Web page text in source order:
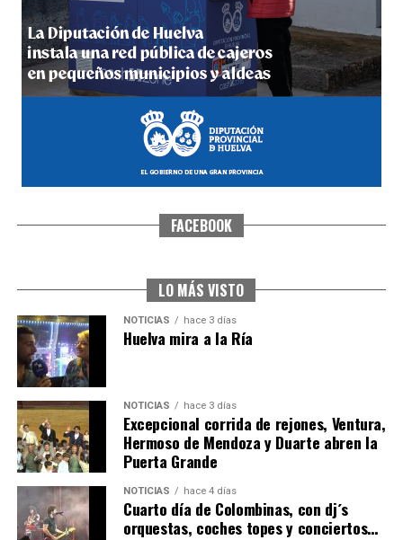
4º DÍA DE LAS FIESTAS COLOMBINAS 2026
hace 5 días·Huelvatv
SEXTA CORRIDA DE LAS FIESTAS COLOMBINAS
6º DÍA DE LAS FIESTAS COLOMBINAS 2026
hace 3 días Huelvatv
FACEBOOK
LO MÁS VISTO
NOTICIAS hace 3 días
Huelva mira a la Ría
NOTICIAS hace 3 días
Excepcional corrida de rejones, Ventura,
Hermoso de Mendoza y Duarte abren la
Puerta Grande
NOTICIAS hace 4 días
Cuarto día de Colombinas, con dj´s
orquestas, coches topes y conciertos…